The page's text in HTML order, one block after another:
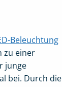
Beleuchtung
zu einer
junge
bei. Durch die